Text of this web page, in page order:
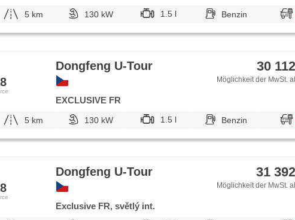
5 km 130 kW 1.5 l Benzin
Dongfeng U-Tour 30
Möglichkeit der MwSt.
EXCLUSIVE FR
5 km 130 kW 1.5 l Benzin
Dongfeng U-Tour 31
Möglichkeit der MwSt.
Exclusive FR, světlý int.